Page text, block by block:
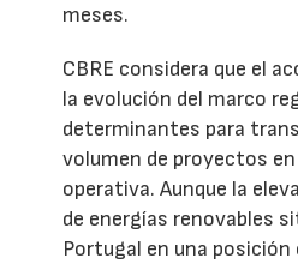
meses.
CBRE considera que el
la evolución del marco
determinantes para
volumen de proyectos en
operativa. Aunque la
de energías renovables
Portugal en una